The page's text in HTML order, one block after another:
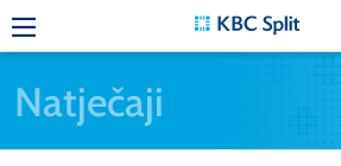
Natječaji